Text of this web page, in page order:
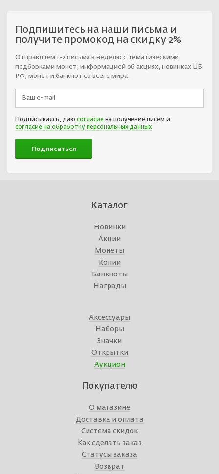
Подпишитесь на наши письма и
получите промокод на скидку 2%
Отправляем 1-2 письма в неделю с тематическими
подборками монет, информацией об акциях, новинках ЦБ
РФ, монет и банкнот со всего мира.
Подписываясь, даю согласие на получение писем и
согласие на обработку персональных данных
Каталог
Новинки
Акции
Монеты
Копии
Банкноты
Награды
Аксессуары
Наборы
Значки
Открытки
Аукцион
Покупателю
О магазине
Доставка и оплата
Система скидок
Как сделать заказ
Статусы заказа
Возврат